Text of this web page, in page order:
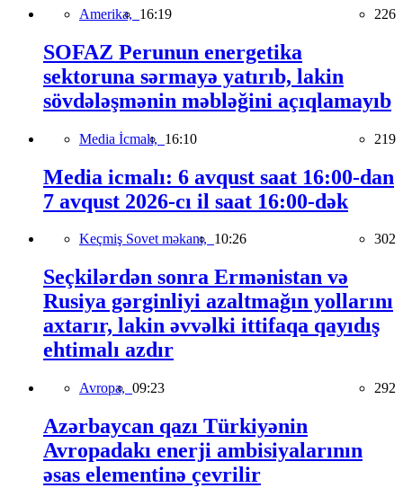
Amerika, 16:19 226
SOFAZ Perunun energetika
sektoruna sərmayə yatırıb, lakin
sövdələşmənin məbləğini açıqlamayıb
Media İcmalı, 16:10 219
Media icmalı: 6 avqust saat 16:00-dan
7 avqust 2026-cı il saat 16:00-dək
Keçmiş Sovet məkanı, 10:26 302
Seçkilərdən sonra Ermənistan və
Rusiya gərginliyi azaltmağın yollarını
axtarır, lakin əvvəlki ittifaqa qayıdış
ehtimalı azdır
Avropa, 09:23 292
Azərbaycan qazı Türkiyənin
Avropadakı enerji ambisiyalarının
əsas elementinə çevrilir